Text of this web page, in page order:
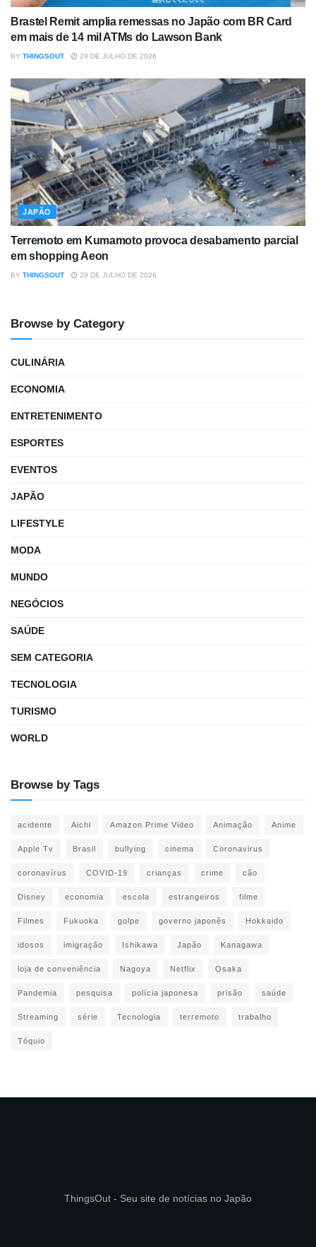
Brastel Remit amplia remessas no Japão com BR Card
em mais de 14 mil ATMs do Lawson Bank
BY THINGSOUT 29 DE JULHO DE 2026
JAPÃO
Terremoto em Kumamoto provoca desabamento parcial
em shopping Aeon
BY THINGSOUT 29 DE JULHO DE 2026
Browse by Category
CULINÁRIA
ECONOMIA
ENTRETENIMENTO
ESPORTES
EVENTOS
JAPÃO
LIFESTYLE
MODA
MUNDO
NEGÓCIOS
SAÚDE
SEM CATEGORIA
TECNOLOGIA
TURISMO
WORLD
Browse by Tags
acidente Aichi Amazon Prime Video Animação Anime
Apple Tv Brasil bullying cinema Coronavirus
coronavírus COVID-19 crianças crime cão
Disney economia escola estrangeiros filme
Filmes Fukuoka golpe governo japonês Hokkaido
idosos imigração Ishikawa Japão Kanagawa
loja de conveniência Nagoya Netflix Osaka
Pandemia pesquisa polícia japonesa prisão saúde
Streaming série Tecnologia terremoto trabalho
Tóquio
ThingsOut - Seu site de notícias no Japão